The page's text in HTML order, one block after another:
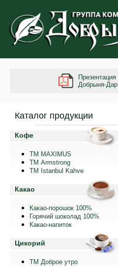
Презентация
Добрыня-Дар
Каталог продукции
Кофе
ТМ MAXIMUS
ТМ Armstrong
TM Istanbul Kahve
Какао
Какао-порошок 100%
Горячий шоколад 100%
Какао-напиток
Цикорий
ТМ Доброе утро